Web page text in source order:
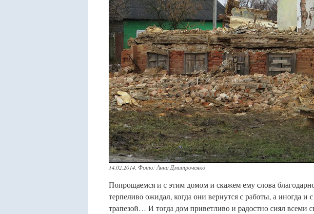
14.02.2014. Фото: Анна Дмитроченко
Попрощаемся и с этим домом и скажем ему слова
терпеливо ожидал, когда они вернутся с работы, а иногда и
трапезой… И тогда дом приветливо и радостно сиял